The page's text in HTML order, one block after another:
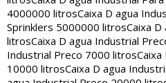
4000000 litrosCaixa D agua
Sprinklers 5000000 litrosCaixa
litrosCaixa D agua Industrial
Industrial Preco 7000 litros
10000 litrosCaixa D agua